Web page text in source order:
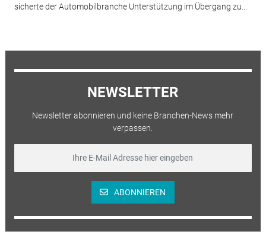
sicherte der Automobilbranche Unterstützung im Übergang zu...
NEWSLETTER
Newsletter abonnieren und keine Branchen-News mehr
verpassen.
ABONNIEREN